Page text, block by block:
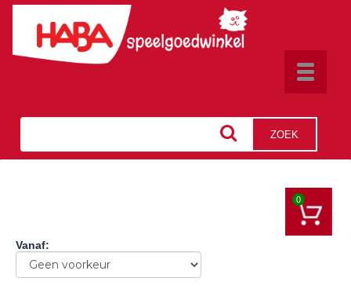
Toggle
ZOEK
0
Vanaf: